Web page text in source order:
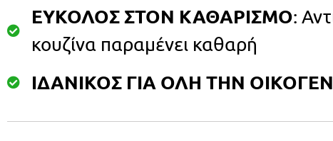
ΕΥΚΟΛΟΣ ΣΤΟΝ ΚΑΘΑΡΙΣΜΟ:
κουζίνα παραμένει καθαρή
ΙΔΑΝΙΚΟΣ ΓΙΑ ΟΛΗ ΤΗΝ